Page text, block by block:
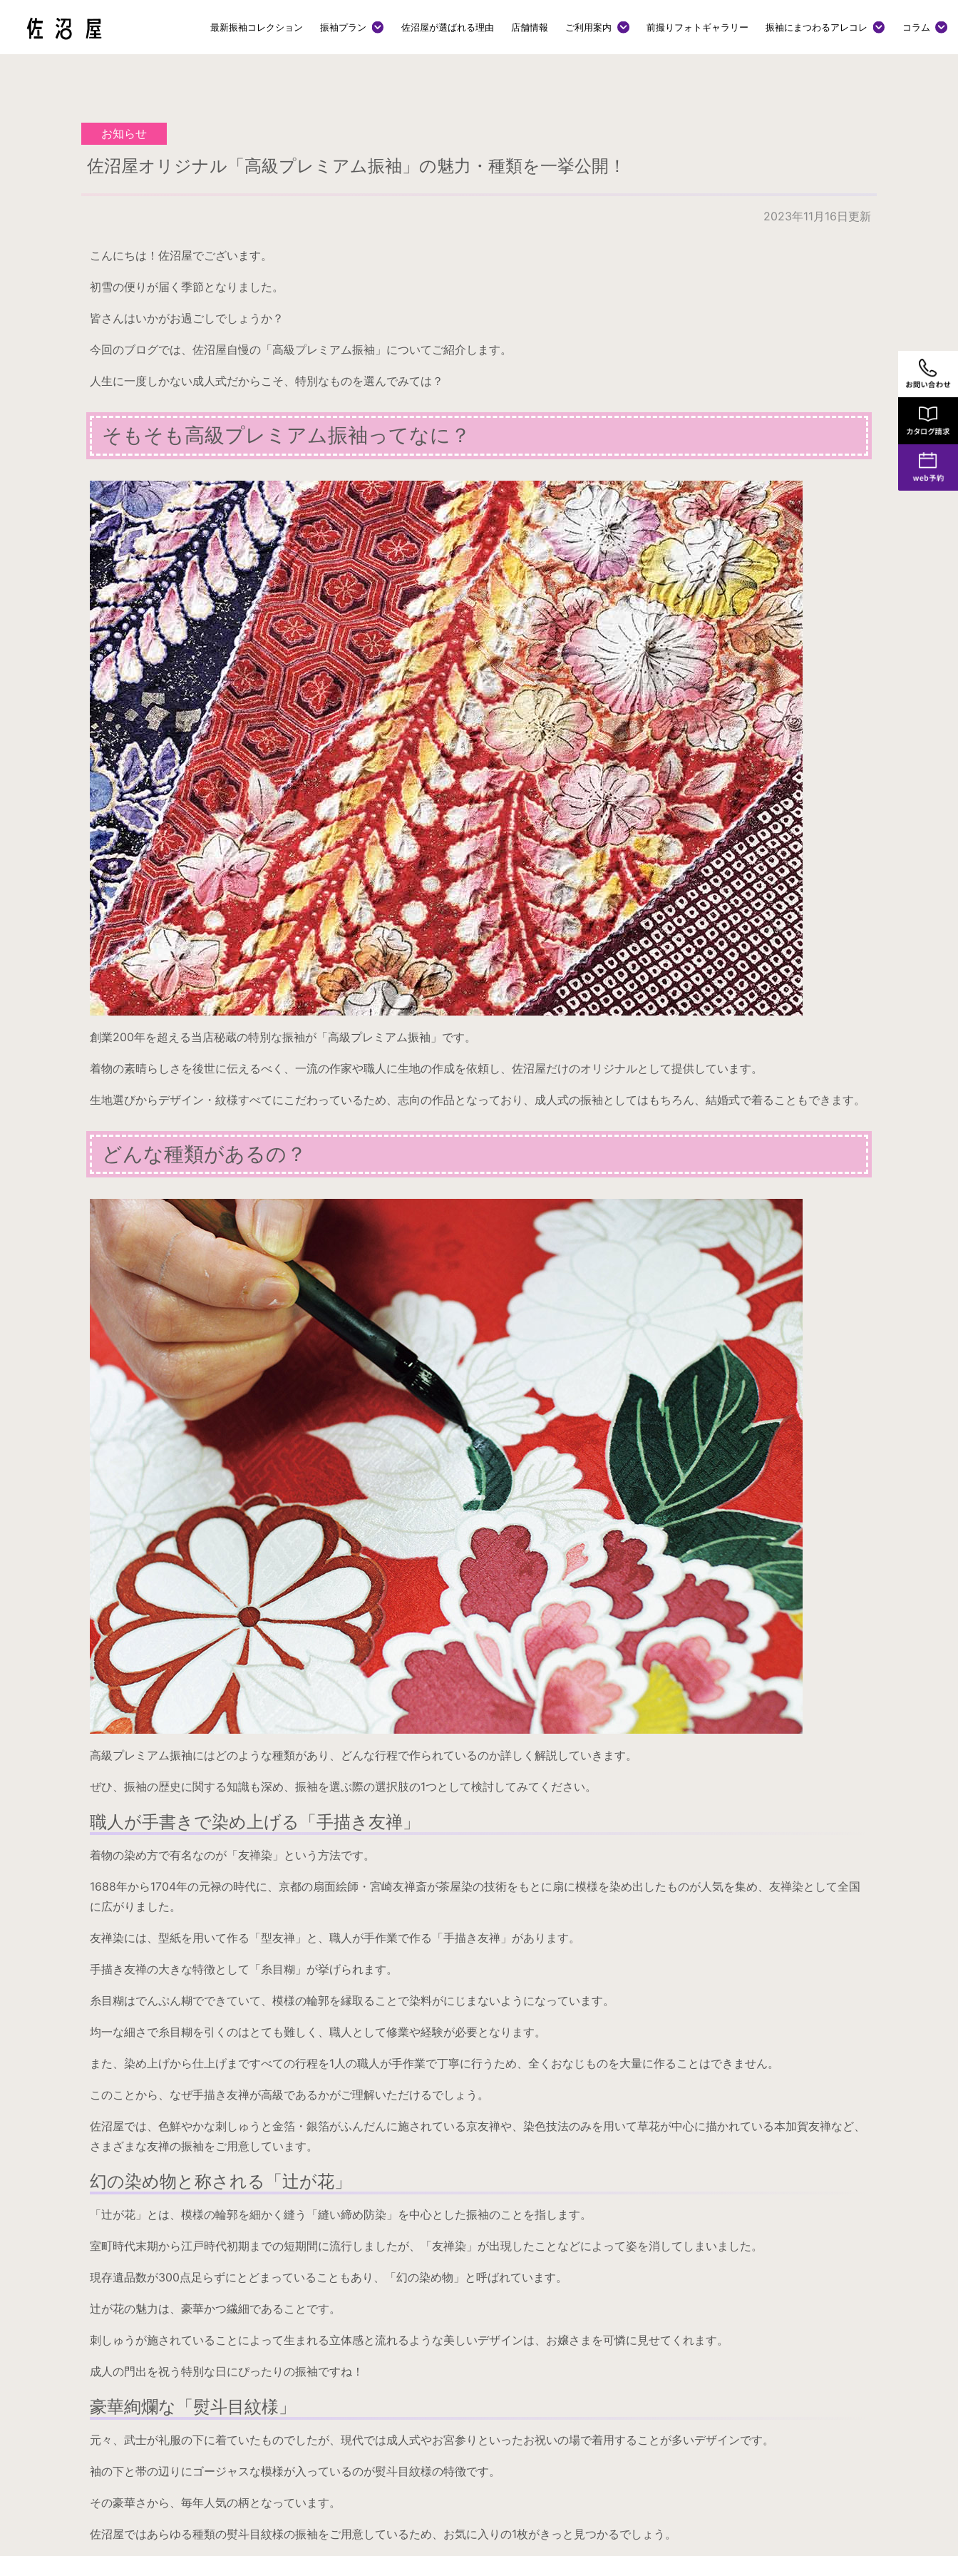
最新振袖コレクション 振袖プラン 佐沼屋が選ばれる理由 店舗情報 ご利用案内 前撮りフォトギャラリー 振袖にまつわるアレコレ コラム
お知らせ
佐沼屋オリジナル「高級プレミアム振袖」の魅力・種類を一挙公開！
2023年11月16日更新
こんにちは！佐沼屋でございます。
初雪の便りが届く季節となりました。
皆さんはいかがお過ごしでしょうか？
今回のブログでは、佐沼屋自慢の「高級プレミアム振袖」についてご紹介します。
人生に一度しかない成人式だからこそ、特別なものを選んでみては？
そもそも高級プレミアム振袖ってなに？
創業200年を超える当店秘蔵の特別な振袖が「高級プレミアム振袖」です。
着物の素晴らしさを後世に伝えるべく、一流の作家や職人に生地の作成を依頼し、佐沼屋だけのオリジナルとして提供しています。
生地選びからデザイン・紋様すべてにこだわっているため、志向の作品となっており、成人式の振袖としてはもちろん、結婚式で着ることもできます。
どんな種類があるの？
高級プレミアム振袖にはどのような種類があり、どんな行程で作られているのか詳しく解説していきます。
ぜひ、振袖の歴史に関する知識も深め、振袖を選ぶ際の選択肢の1つとして検討してみてください。
職人が手書きで染め上げる「手描き友禅」
着物の染め方で有名なのが「友禅染」という方法です。
1688年から1704年の元禄の時代に、京都の扇面絵師・宮崎友禅斎が茶屋染の技術をもとに扇に模様を染め出したものが人気を集め、友禅染として全国
に広がりました。
友禅染には、型紙を用いて作る「型友禅」と、職人が手作業で作る「手描き友禅」があります。
手描き友禅の大きな特徴として「糸目糊」が挙げられます。
糸目糊はでんぷん糊でできていて、模様の輪郭を縁取ることで染料がにじまないようになっています。
均一な細さで糸目糊を引くのはとても難しく、職人として修業や経験が必要となります。
また、染め上げから仕上げまですべての行程を1人の職人が手作業で丁寧に行うため、全くおなじものを大量に作ることはできません。
このことから、なぜ手描き友禅が高級であるかがご理解いただけるでしょう。
佐沼屋では、色鮮やかな刺しゅうと金箔・銀箔がふんだんに施されている京友禅や、染色技法のみを用いて草花が中心に描かれている本加賀友禅など、
さまざまな友禅の振袖をご用意しています。
幻の染め物と称される「辻が花」
「辻が花」とは、模様の輪郭を細かく縫う「縫い締め防染」を中心とした振袖のことを指します。
室町時代末期から江戸時代初期までの短期間に流行しましたが、「友禅染」が出現したことなどによって姿を消してしまいました。
現存遺品数が300点足らずにとどまっていることもあり、「幻の染め物」と呼ばれています。
辻が花の魅力は、豪華かつ繊細であることです。
刺しゅうが施されていることによって生まれる立体感と流れるような美しいデザインは、お嬢さまを可憐に見せてくれます。
成人の門出を祝う特別な日にぴったりの振袖ですね！
豪華絢爛な「熨斗目紋様」
元々、武士が礼服の下に着ていたものでしたが、現代では成人式やお宮参りといったお祝いの場で着用することが多いデザインです。
袖の下と帯の辺りにゴージャスな模様が入っているのが熨斗目紋様の特徴です。
その豪華さから、毎年人気の柄となっています。
佐沼屋ではあらゆる種類の熨斗目紋様の振袖をご用意しているため、お気に入りの1枚がきっと見つかるでしょう。